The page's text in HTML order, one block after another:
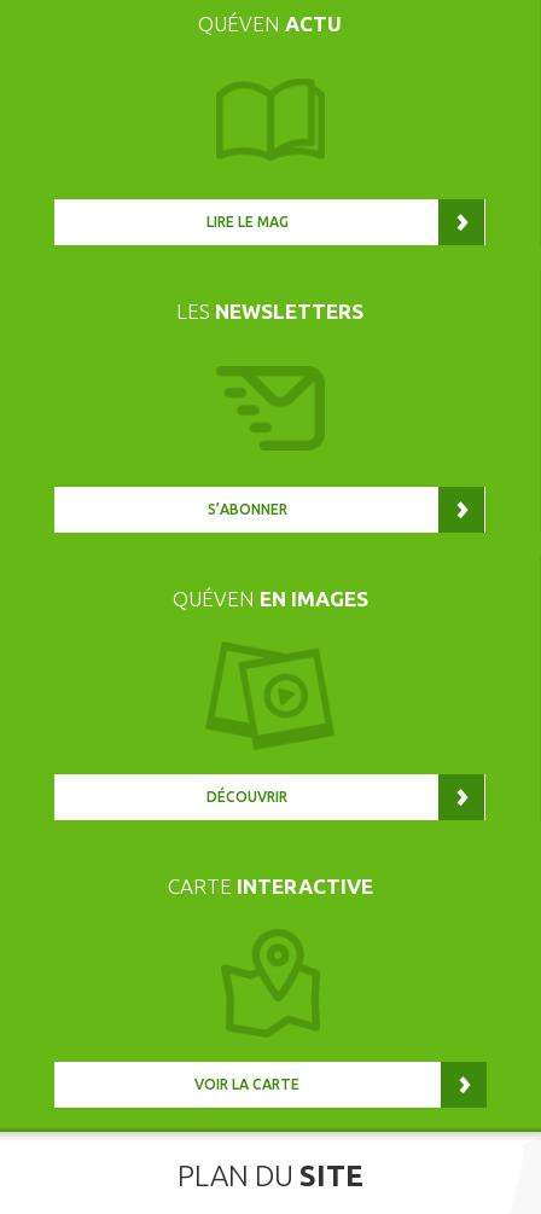
QUÉVEN ACTU
LIRE LE MAG
LES NEWSLETTERS
S’ABONNER
QUÉVEN EN IMAGES
DÉCOUVRIR
CARTE INTERACTIVE
VOIR LA CARTE
PLAN DU SITE